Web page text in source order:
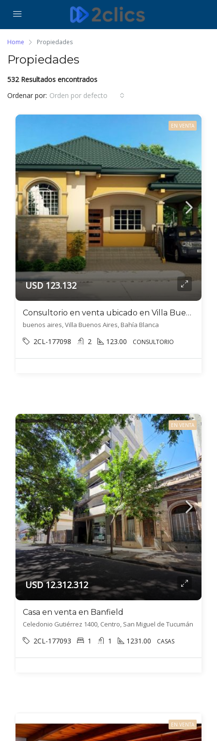
Home Propiedades
Propiedades
532 Resultados encontrados
Ordenar por: Orden por defecto
EN VENTA
USD 123.132
Consultorio en venta ubicado en Villa Buenos Aires
buenos aires, Villa Buenos Aires, Bahía Blanca
2CL-177098 2 123.00 CONSULTORIO
EN VENTA
USD 12.312.312
Casa en venta en Banfield
Celedonio Gutiérrez 1400, Centro, San Miguel de Tucumán
2CL-177093 1 1 1231.00 CASAS
EN VENTA